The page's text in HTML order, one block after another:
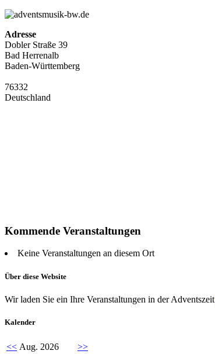
Adresse
Dobler Straße 39
Bad Herrenalb
Baden-Württemberg
76332
Deutschland
Kommende Veranstaltungen
Keine Veranstaltungen an diesem Ort
Über diese Website
Wir laden Sie ein Ihre Veranstaltungen in der Adventszeit
Kalender
<< Aug. 2026
>>